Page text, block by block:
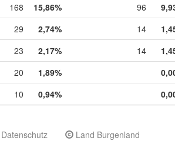
168 15,86% 96
29 2,74% 14
23 2,17% 14
20 1,89%
10 0,94%
Datenschutz Land Burgenland